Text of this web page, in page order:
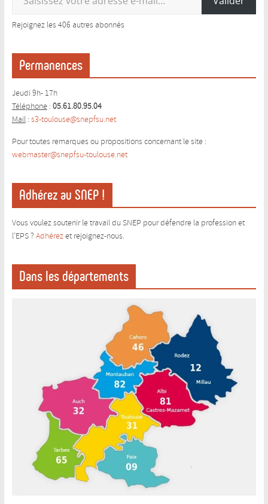
Rejoignez les 406 autres abonnés
Permanences
Jeudi 9h- 17h
Téléphone: 05.61.80.95.04
Mail: s3-toulouse@snepfsu.net
Pour toutes remarques ou propositions concernant le site :
webmaster@snepfsu-toulouse.net
Adhérez au SNEP !
Vous voulez soutenir le travail du SNEP pour défendre la profession et
l’EPS ? Adhérezet rejoignez-nous.
Dans les départements